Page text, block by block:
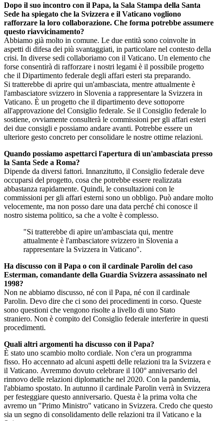
Dopo il suo incontro con il Papa, la Sala Stampa della Santa
Sede ha spiegato che la Svizzera e il Vaticano vogliono
rafforzare la loro collaborazione. Che forma potrebbe assumere
questo riavvicinamento?
Abbiamo già molto in comune. Le due entità sono coinvolte in
aspetti di difesa dei più svantaggiati, in particolare nel contesto della
crisi. In diverse sedi collaboriamo con il Vaticano. Un elemento che
forse consentirà di rafforzare i nostri legami è il possibile progetto
che il Dipartimento federale degli affari esteri sta preparando.
Si tratterebbe di aprire qui un'ambasciata, mentre attualmente è
l'ambasciatore svizzero in Slovenia a rappresentare la Svizzera in
Vaticano. È un progetto che il dipartimento deve sottoporre
all'approvazione del Consiglio federale. Se il Consiglio federale lo
sostiene, ovviamente consulterà le commissioni per gli affari esteri
dei due consigli e possiamo andare avanti. Potrebbe essere un
ulteriore gesto concreto per consolidare le nostre ottime relazioni.
Quando possiamo aspettarci l'apertura di un'ambasciata presso
la Santa Sede a Roma?
Dipende da diversi fattori. Innanzitutto, il Consiglio federale deve
occuparsi del progetto, cosa che potrebbe essere realizzata
abbastanza rapidamente. Quindi, le consultazioni con le
commissioni per gli affari esterni sono un obbligo. Può andare molto
velocemente, ma non posso dare una data perché chi conosce il
nostro sistema politico, sa che a volte è complesso.
"Si tratterebbe di apire un'ambasciata qui, mentre
attualmente è l'ambasciatore svizzero in Slovenia a
rappresentare la Svizzera in Vaticano".
Ha discusso con il Papa o con il cardinale Parolin del caso
Esterman, comandante della Guardia Svizzera assassinato nel
1998?
Non ne abbiamo discusso, né con il Papa, né con il cardinale
Parolin. Devo dire che ci sono dei procedimenti in corso. Queste
sono questioni che vengono risolte a livello di uno Stato
straniero. Non è compito del Consiglio federale interferire in questi
procedimenti.
Quali altri argomenti ha discusso con il Papa?
È stato uno scambio molto cordiale. Non c'era un programma
fisso. Ho accennato ad alcuni aspetti delle relazioni tra la Svizzera e
il Vaticano. Avremmo dovuto celebrare il 100° anniversario del
rinnovo delle relazioni diplomatiche nel 2020. Con la pandemia,
l'abbiamo spostato. In autunno il cardinale Parolin verrà in Svizzera
per festeggiare questo anniversario. Questa è la prima volta che
avremo un "Primo Ministro" vaticano in Svizzera. Credo che questo
sia un segno di consolidamento delle relazioni tra il Vaticano e la